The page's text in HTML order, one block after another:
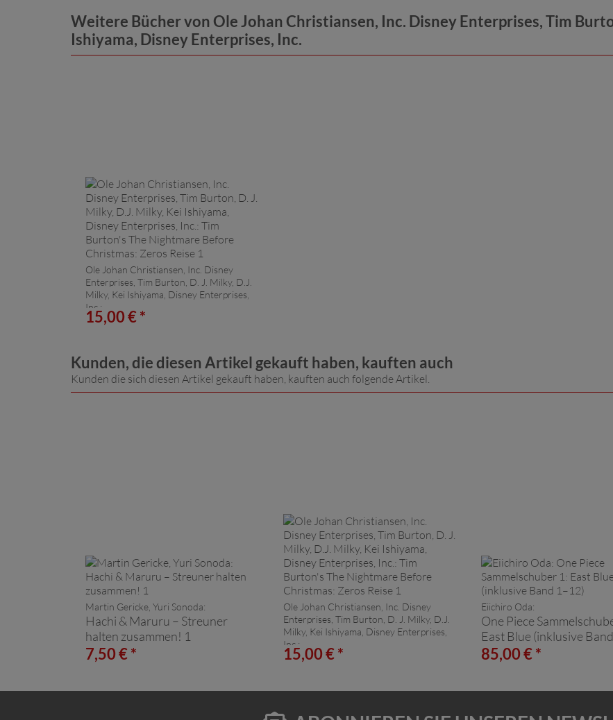
Weitere Bücher von Ole Johan Christiansen, Inc. Disney Enterprises, Tim
Ishiyama, Disney Enterprises, Inc.
Ole Johan Christiansen, Inc. Disney
Enterprises, Tim Burton, D. J. Milky, D.J.
Milky, Kei Ishiyama, Disney Enterprises,
Inc.:
Tim Burton's The Nightmare
15,00 € *
Kunden, die diesen Artikel gekauft haben, kauften auch
Kunden die sich diesen Artikel gekauft haben, kauften auch folgende Artikel.
Martin Gericke, Yuri Sonoda:
Hachi & Maruru – Streuner
halten zusammen! 1
7,50 € *
Ole Johan Christiansen, Inc. Disney
Enterprises, Tim Burton, D. J. Milky, D.J.
Milky, Kei Ishiyama, Disney Enterprises,
Inc.:
Tim Burton's The Nightmare
15,00 € *
Eiichiro Oda:
One Piece
East Blue (inklusive
85,00 € *